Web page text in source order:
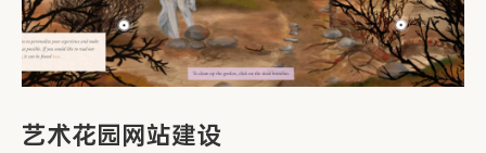
艺术花园网站建设